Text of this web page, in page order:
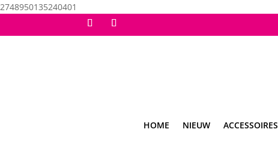
2748950135240401
HOME NIEUW ACCESSOIRES